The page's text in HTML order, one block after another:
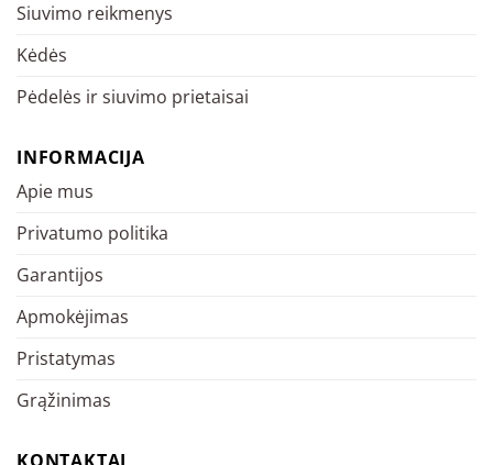
Siuvimo reikmenys
Kėdės
Pėdelės ir siuvimo prietaisai
INFORMACIJA
Apie mus
Privatumo politika
Garantijos
Apmokėjimas
Pristatymas
Grąžinimas